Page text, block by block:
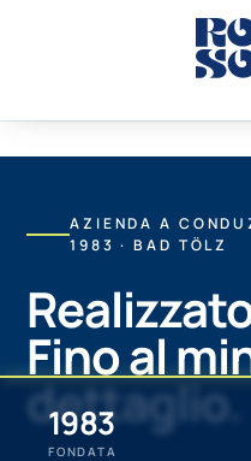
AZIENDA A
1983 · BAD TÖLZ
Fino al
dettaglio.
1983
FONDATA